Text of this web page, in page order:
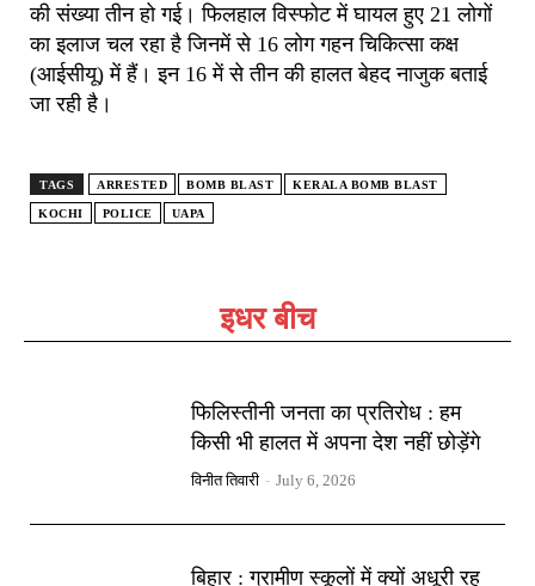
इधर बीच
फिलिस्तीनी जनता का प्रतिरोध : हम
किसी भी हालत में अपना देश नहीं छोड़ेंगे
विनीत तिवारी - July 6, 2026
बिहार : ग्रामीण स्कूलों में क्यों अधूरी रह
की संख्या तीन हो गई। फिलहाल विस्फोट में घायल हुए 21 लोगों
का इलाज चल रहा है जिनमें से 16 लोग गहन चिकित्सा कक्ष
(आईसीयू) में हैं। इन 16 में से तीन की हालत बेहद नाजुक बताई
जा रही है।
TAGS ARRESTED BOMB BLAST KERALA BOMB BLAST
KOCHI POLICE UAPA